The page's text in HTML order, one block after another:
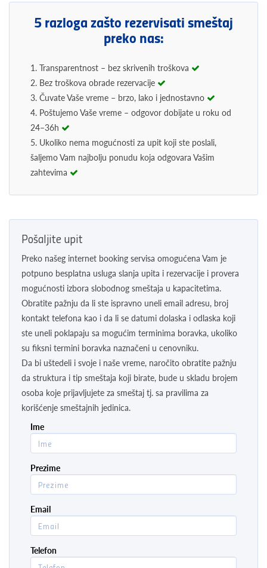
5 razloga zašto rezervisati smeštaj
preko nas:
1. Transparentnost – bez skrivenih troškova
2. Bez troškova obrade rezervacije
3. Čuvate Vaše vreme – brzo, lako i jednostavno
4. Poštujemo Vaše vreme – odgovor dobijate u roku od
24–36h
5. Ukoliko nema mogućnosti za upit koji ste poslali,
šaljemo Vam najbolju ponudu koja odgovara Vašim
zahtevima
Pošaljite upit
Preko našeg internet booking servisa omogućena Vam je
potpuno besplatna usluga slanja upita i rezervacije i provera
mogućnosti izbora slobodnog smeštaja u kapacitetima.
Obratite pažnju da li ste ispravno uneli email adresu, broj
kontakt telefona kao i da li se datumi dolaska i odlaska koji
ste uneli poklapaju sa mogućim terminima boravka, ukoliko
su fiksni termini boravka naznačeni u cenovniku.
Da bi uštedeli i svoje i naše vreme, naročito obratite pažnju
da struktura i tip smeštaja koji birate, bude u skladu brojem
osoba koje prijavljujete za smeštaj tj. sa pravilima za
korišćenje smeštajnih jedinica.
Ime
Prezime
Email
Telefon